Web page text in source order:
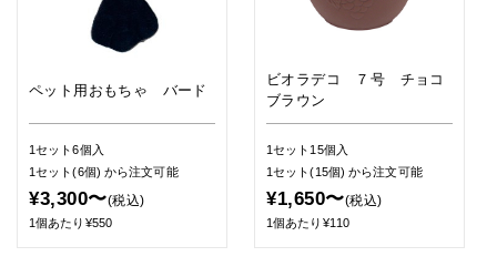
ペット用おもちゃ バード
1セット6個入
1セット(6個) から注文可能
¥3,300〜(税込)
1個あたり¥550
ビオラデコ ７号 チョコ
ブラウン
1セット15個入
1セット(15個)から注文可能
¥1,650〜(税込)
1個あたり¥110